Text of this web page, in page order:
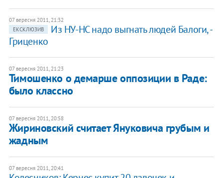
07 вересня 2011, 21:32
ЕКСКЛЮЗИВ
Из НУ-НС надо выгнать людей Балоги, -
Гриценко
07 вересня 2011, 21:23
Тимошенко о демарше оппозиции в Раде:
было классно
07 вересня 2011, 20:58
Жириновский считает Януковича грубым и
жадным
07 вересня 2011, 20:41